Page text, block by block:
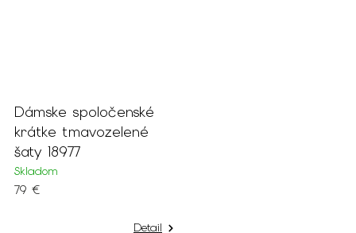
Dámske spoločenské
krátke tmavozelené
šaty 18977
Skladom
79 €
Detail